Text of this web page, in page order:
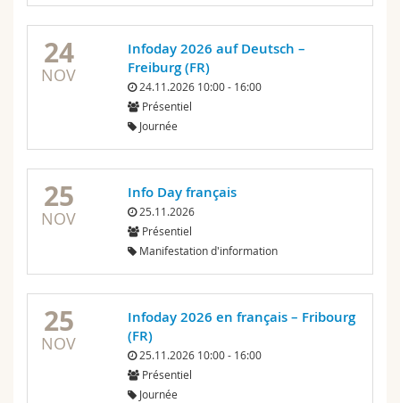
24
NOV
Infoday 2026 auf Deutsch –
Freiburg (FR)
24.11.2026 10:00 - 16:00
Présentiel
Journée
25
NOV
Info Day français
25.11.2026
Présentiel
Manifestation d'information
25
NOV
Infoday 2026 en français – Fribourg
(FR)
25.11.2026 10:00 - 16:00
Présentiel
Journée